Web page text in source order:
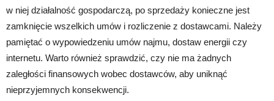
w niej działalność gospodarczą, po sprzedaży konieczne jest
zamknięcie wszelkich umów i rozliczenie z dostawcami. Należy
pamiętać o wypowiedzeniu umów najmu, dostaw energii czy
internetu. Warto również sprawdzić, czy nie ma żadnych
zaległości finansowych wobec dostawców, aby uniknąć
nieprzyjemnych konsekwencji.